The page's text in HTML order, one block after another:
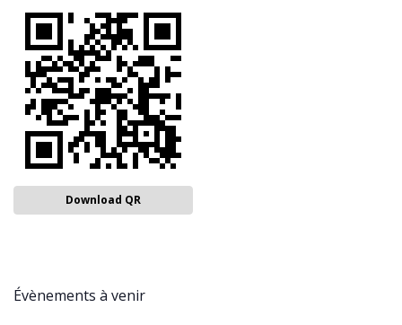
Download QR
Évènements à venir